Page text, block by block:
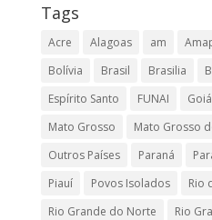
Tags
Acre Alagoas am
Bolívia
Brasil Brasilia
Espírito Santo
FUNAI
Mato Grosso
Mato Grosso
Outros Países
Paraná
Piauí
Povos Isolados
Rio
Rio Grande do Norte
Rio